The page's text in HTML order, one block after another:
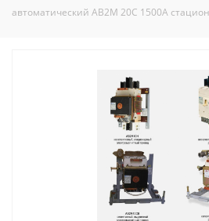
автоматический АВ2М 20С 1500А